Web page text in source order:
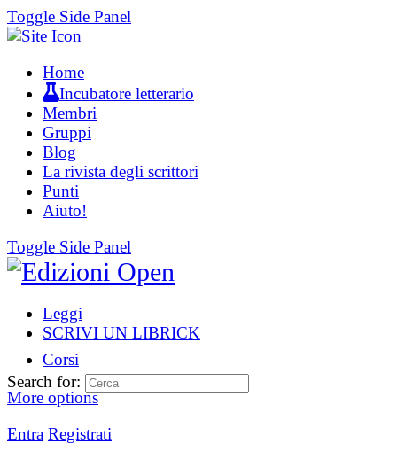
Toggle Side Panel
Home
Incubatore letterario
Membri
Gruppi
Blog
La rivista degli scrittori
Punti
Aiuto!
Toggle Side Panel
Leggi
SCRIVI UN LIBRICK
Corsi
More options
Entra Registrati
Search for: